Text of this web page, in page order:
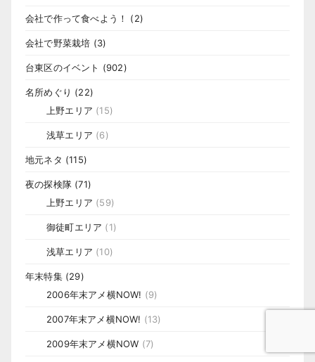
会社で作って食べよう！ (2)
会社で野菜栽培 (3)
台東区のイベント (902)
名所めぐり (22)
上野エリア (15)
浅草エリア (6)
地元ネタ (115)
夜の探検隊 (71)
上野エリア (59)
御徒町エリア (1)
浅草エリア (10)
年末特集(29)
2006年末アメ横NOW! (9)
2007年末アメ横NOW! (13)
2009年末アメ横NOW (7)